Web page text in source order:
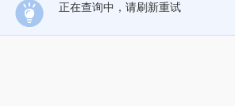
正在查询中，请刷新重试